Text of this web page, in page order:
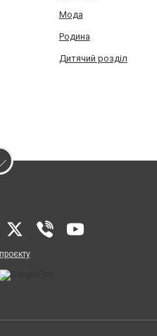
Мода
Родина
Дитячий розділ